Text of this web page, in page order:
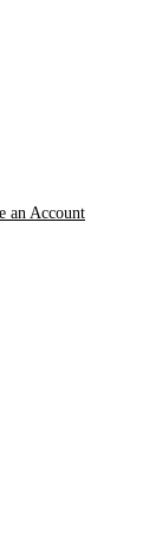
an Account